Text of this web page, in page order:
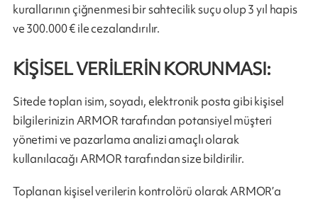
kurallarının çiğnenmesi bir sahtecilik suçu olup 3 yıl hapis
ve 300.000 € ile cezalandırılır.
KİŞİSEL VERİLERİN KORUNMASI:
Sitede toplan isim, soyadı, elektronik posta gibi kişisel
bilgilerinizin ARMOR tarafından potansiyel müşteri
yönetimi ve pazarlama analizi amaçlı olarak
kullanılacağı ARMOR tarafından size bildirilir.
Toplanan kişisel verilerin kontrolörü olarak ARMOR’a